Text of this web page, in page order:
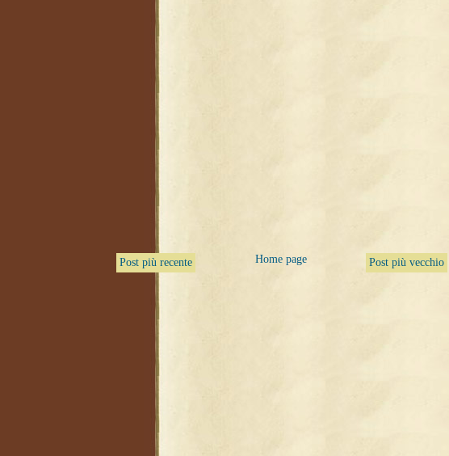
Post più recente Post più vecchio
Home page